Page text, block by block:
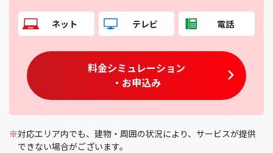
ネット テレビ 電話
料金シミュレーション
・お申込み
※対応エリア内でも、建物・周囲の状況により、サービスが提供
できない場合がございます。